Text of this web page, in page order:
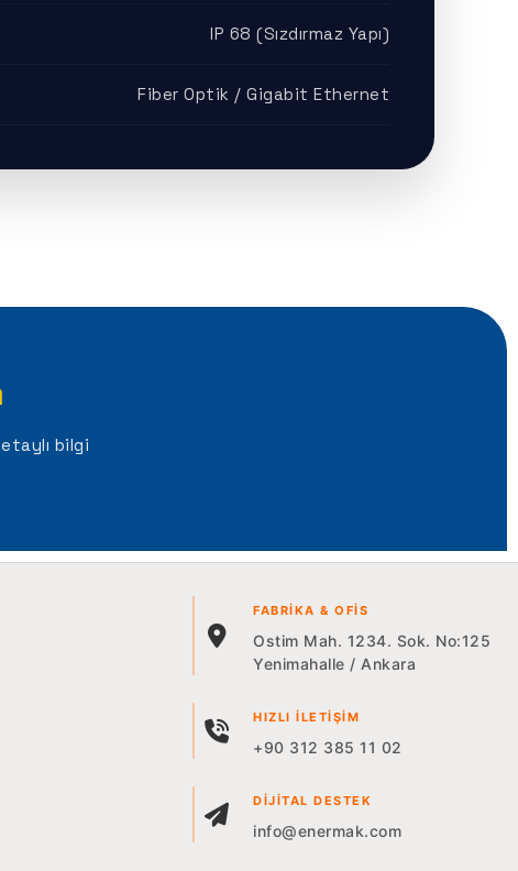
IP 68 (Sızdırmaz Yapı)
Fiber Optik / Gigabit Ethernet
bilgi
FABRIKA & OFIS
Ostim Mah. 1234. Sok. No:125
Yenimahalle / Ankara
HIZLI İLETIŞIM
+90 312 385 11 02
DIJITAL DESTEK
info@enermak.com